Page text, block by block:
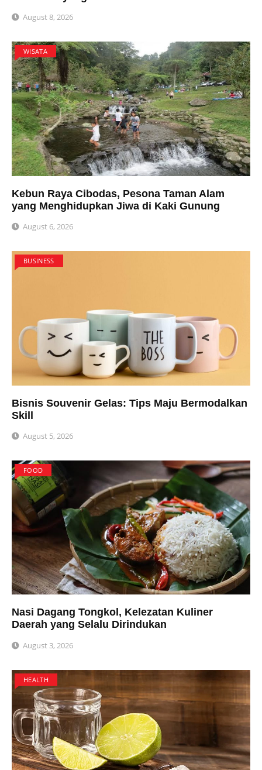
August 8, 2026
WISATA
Kebun Raya Cibodas, Pesona Taman Alam
yang Menghidupkan Jiwa di Kaki Gunung
August 6, 2026
BUSINESS
Bisnis Souvenir Gelas: Tips Maju Bermodalkan
Skill
August 5, 2026
FOOD
Nasi Dagang Tongkol, Kelezatan Kuliner
Daerah yang Selalu Dirindukan
August 3, 2026
HEALTH